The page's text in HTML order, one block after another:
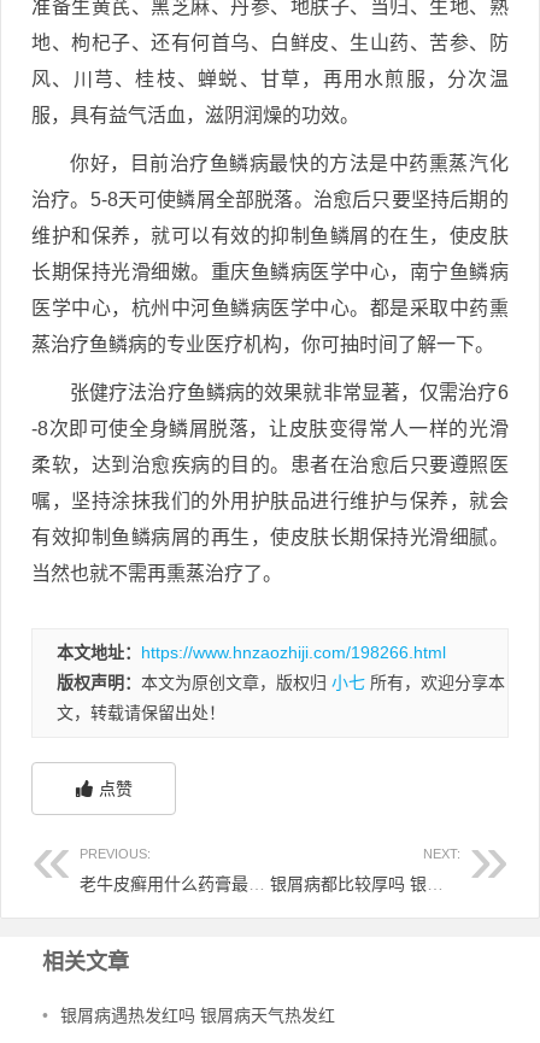
准备生黄芪、黑芝麻、丹参、地肤子、当归、生地、熟
地、枸杞子、还有何首乌、白鲜皮、生山药、苦参、防
风、川芎、桂枝、蝉蜕、甘草，再用水煎服，分次温
服，具有益气活血，滋阴润燥的功效。
你好，目前治疗鱼鳞病最快的方法是中药熏蒸汽化
治疗。5-8天可使鳞屑全部脱落。治愈后只要坚持后期的
维护和保养，就可以有效的抑制鱼鳞屑的在生，使皮肤
长期保持光滑细嫩。重庆鱼鳞病医学中心，南宁鱼鳞病
医学中心，杭州中河鱼鳞病医学中心。都是采取中药熏
蒸治疗鱼鳞病的专业医疗机构，你可抽时间了解一下。
张健疗法治疗鱼鳞病的效果就非常显著，仅需治疗6
-8次即可使全身鳞屑脱落，让皮肤变得常人一样的光滑
柔软，达到治愈疾病的目的。患者在治愈后只要遵照医
嘱，坚持涂抹我们的外用护肤品进行维护与保养，就会
有效抑制鱼鳞病屑的再生，使皮肤长期保持光滑细腻。
当然也就不需再熏蒸治疗了。
本文地址： https://www.hnzaozhiji.com/198266.html
版权声明： 本文为原创文章，版权归 小七 所有，欢迎分享本
文，转载请保留出处！
点赞
PREVIOUS: NEXT:
相关文章
• 银屑病遇热发红吗 银屑病天气热发红